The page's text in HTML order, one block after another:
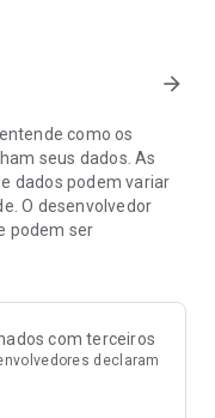
rápida e sem
Você Precisa em um
qualquer vídeo
para músicas,
tempo
uma só vez. Não
de um vídeo
precisa. Perfeito
podcast.
de
arrow_forward
como os
seus dados. As
dados podem variar
O desenvolvedor
podem ser
com terceiros
declaram